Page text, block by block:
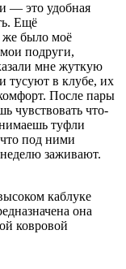
— это удобная
Ещё
же было моё
подруги,
мне жуткую
тусуют в клубе, их
После пары
чувствовать что-
туфли
что под ними
заживают.
каблуке
она
ковровой